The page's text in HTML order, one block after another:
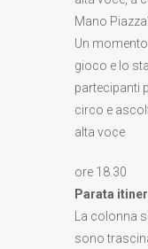
Mano
Un
gioco e lo
partecipanti
circo e
alta voce
ore 18.30
Parata
La colonna
sono